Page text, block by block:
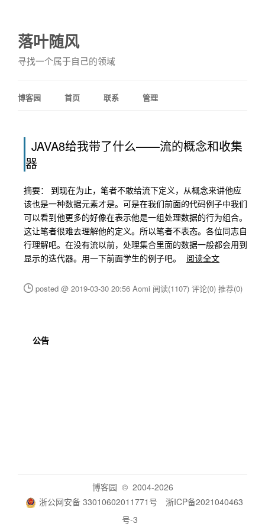
落叶随风
寻找一个属于自己的领域
博客园 首页 联系 管理
JAVA8给我带了什么——流的概念和收集
器
摘要： 到现在为止，笔者不敢给流下定义，从概念来讲他应
该也是一种数据元素才是。可是在我们前面的代码例子中我们
可以看到他更多的好像在表示他是一组处理数据的行为组合。
这让笔者很难去理解他的定义。所以笔者不表态。各位同志自
行理解吧。在没有流以前，处理集合里面的数据一般都会用到
显示的迭代器。用一下前面学生的例子吧。
阅读全文
posted @ 2019-03-30 20:56 Aomi 阅读(1107) 评论(0) 推荐(0)
公告
博客园 © 2004-2026
浙公网安备 33010602011771号
浙ICP备2021040463
号-3